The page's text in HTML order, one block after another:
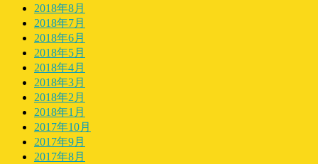
2018年8月
2018年7月
2018年6月
2018年5月
2018年4月
2018年3月
2018年2月
2018年1月
2017年10月
2017年9月
2017年8月